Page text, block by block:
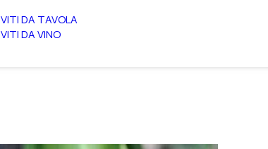
VITI DA TAVOLA
VITI DA VINO